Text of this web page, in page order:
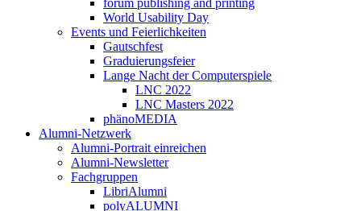
World Usability Day
Events und Feierlichkeiten
Gautschfest
Graduierungsfeier
Lange Nacht der Computerspiele
LNC 2022
LNC Masters 2022
phänoMEDIA
Alumni-Netzwerk
Alumni-Portrait einreichen
Alumni-Newsletter
Fachgruppen
LibriAlumni
polyALUMNI